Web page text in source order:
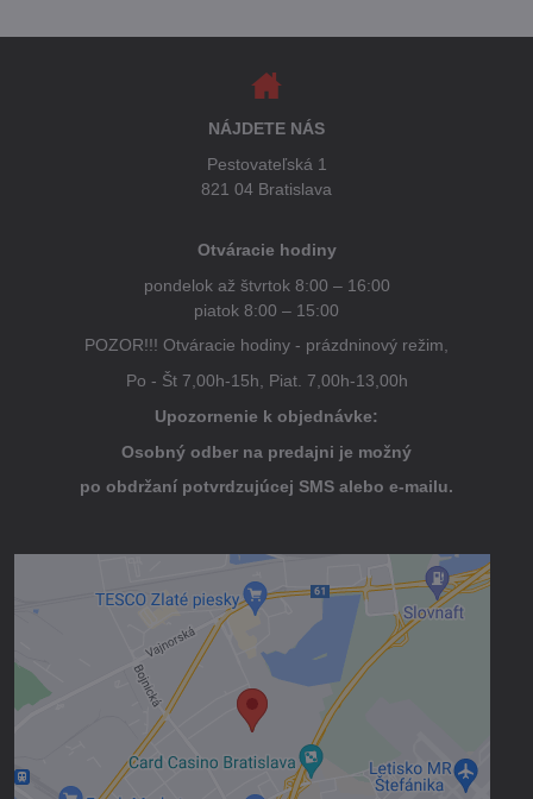
NÁJDETE NÁS
Pestovateľská 1
821 04 Bratislava
Otváracie hodiny
pondelok až štvrtok 8:00 – 16:00
piatok 8:00 – 15:00
POZOR!!! Otváracie hodiny - prázdninový režim,
Po - Št 7,00h-15h, Piat. 7,00h-13,00h
Upozornenie k objednávke:
Osobný odber na predajni je možný
po obdržaní potvrdzujúcej SMS alebo e-mailu.
Externý obsah je blokovaný Voľbami
súkromia
Prajete si načítať externý obsah?
Povoliť tentokrát